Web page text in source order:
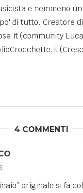
e nemmeno
di tutto. Creatore di
(community Luca
4 COMMENTI
originale si fa